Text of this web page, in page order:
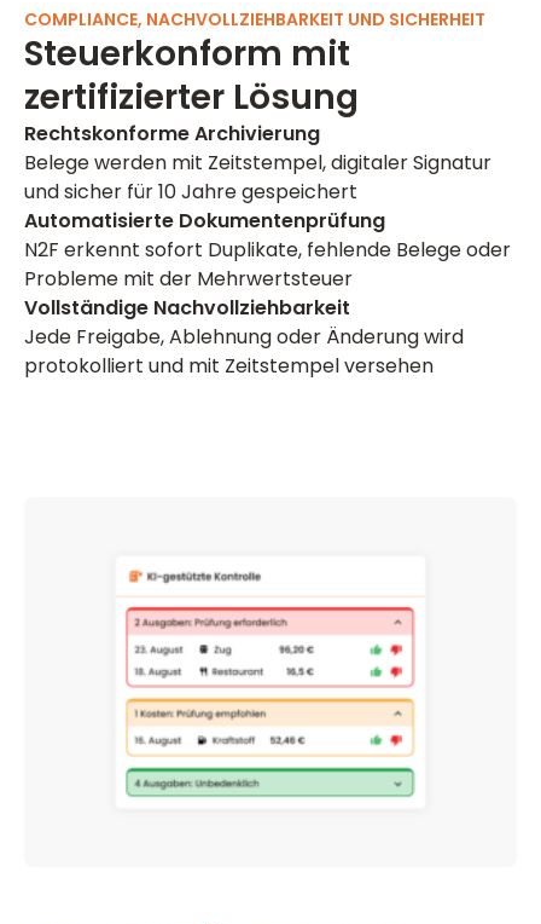
COMPLIANCE, NACHVOLLZIEHBARKEIT UND SICHERHEIT
Steuerkonform mit
zertifizierter Lösung
Rechtskonforme Archivierung
Belege werden mit Zeitstempel, digitaler Signatur
und sicher für 10 Jahre gespeichert
Automatisierte Dokumentenprüfung
N2F erkennt sofort Duplikate, fehlende Belege oder
Probleme mit der Mehrwertsteuer
Vollständige Nachvollziehbarkeit
Jede Freigabe, Ablehnung oder Änderung wird
protokolliert und mit Zeitstempel versehen